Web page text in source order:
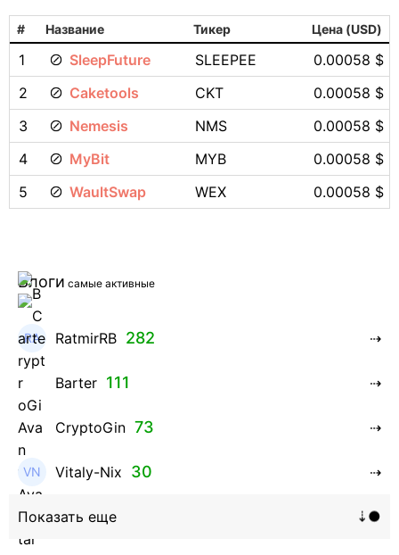
# Название Тикер Цена (USD)
1 SleepFuture SLEEPEE
0.00058 $
2
Caketools CKT
0.00058 $
3
Nemesis NMS
0.00058 $
4
MyBit MYB
0.00058 $
5
WaultSwap WEX 0.00058 $
Блоги самые активные
RatmirRB 282
Barter 111
CryptoGin 73
Vitaly-Nix 30
Hanna_Zolo4evskaya